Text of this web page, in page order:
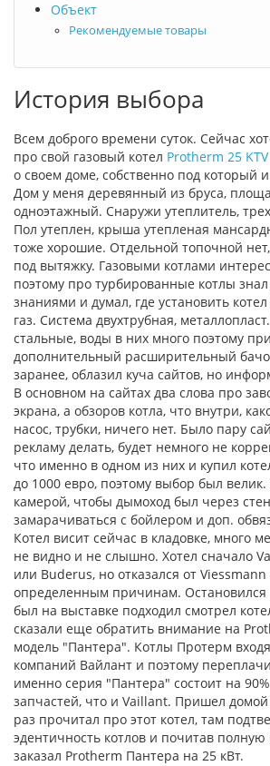
Объект
Рекомендуемые товары
История выбора
Всем доброго времени суток. Сейчас
про свой газовый котел Protherm 25
о своем доме, собственно под который
Дом у меня деревянный из бруса,
одноэтажный. Снаружи утеплитель,
Пол утеплен, крыша утепленая
тоже хорошие. Отдельной топочной
под вытяжку. Газовыми котлами
поэтому про турбированные котлы
знаниями и думал, где установить
газ. Система двухтрубная,
стальные, воды в них много поэтому
дополнительный расширительный
заранее, облазил куча сайтов, но
В основном на сайтах два слова про
экрана, а обзоров котла, что внутри,
насос, трубки, ничего нет. Было пару
рекламу делать, будет немного не
что именно в одном из них и купил
до 1000 евро, поэтому выбор был велик.
камерой, чтобы дымоход был через
замарачиваться с бойлером и доп.
Котел висит сейчас в кладовке, много
не видно и не слышно. Хотел сначало
или Buderus, но отказался от
определенным причинам. Остановился
был на выставке подходил смотрел
сказали еще обратить внимание на
модель "Пантера". Котлы Протерм
компаний Вайлант и поэтому
именно серия "Пантера" состоит на
запчастей, что и Vaillant. Пришел
раз прочитал про этот котел, там
эдентичность котлов и почитав
заказал Protherm Пантера на 25 кВт.